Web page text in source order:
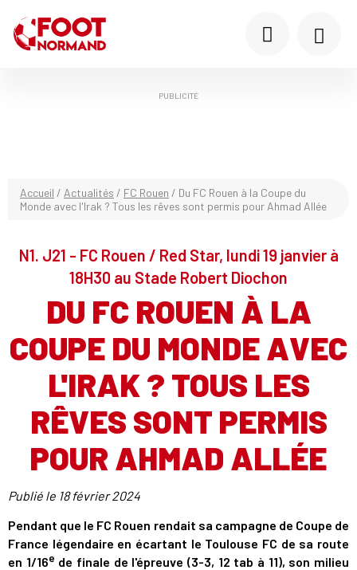
PUBLICITÉ
Accueil / Actualités / FC Rouen / Du FC Rouen à la Coupe du
Monde avec l'Irak ? Tous les rêves sont permis pour Ahmad Allée
N1. J21 - FC Rouen / Red Star, lundi 19 janvier à
18H30 au Stade Robert Diochon
DU FC ROUEN À LA
COUPE DU MONDE AVEC
L'IRAK ? TOUS LES
RÊVES SONT PERMIS
POUR AHMAD ALLÉE
Publié le 18 février 2024
Pendant que le FC Rouen rendait sa campagne de Coupe de
France légendaire en écartant le Toulouse FC de sa route
en 1/16e de finale de l'épreuve (3-3, 12 tab à 11), son milieu